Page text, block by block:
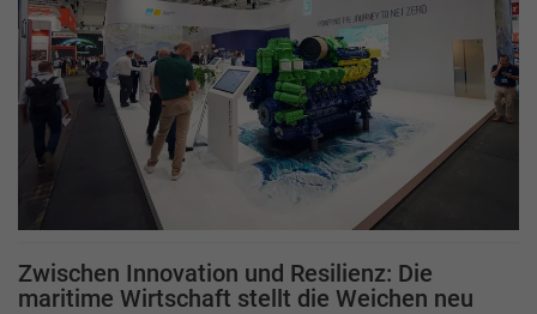
Zwischen Innovation und Resilienz: Die
maritime Wirtschaft stellt die Weichen neu